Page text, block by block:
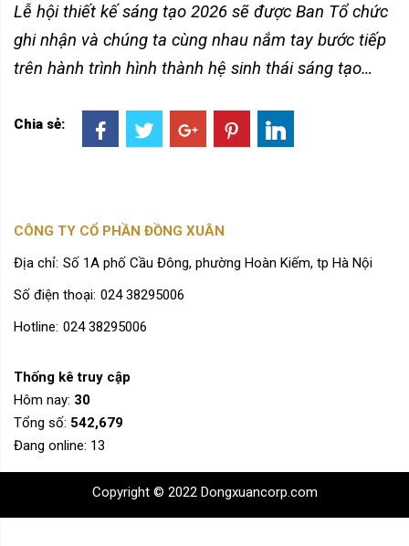
Lễ hội thiết kế sáng tạo 2026 sẽ được Ban Tổ chức
ghi nhận và chúng ta cùng nhau nắm tay bước tiếp
trên hành trình hình thành hệ sinh thái sáng tạo…
Chia sẻ:
CÔNG TY CỔ PHẦN ĐỒNG XUÂN
Địa chỉ: Số 1A phố Cầu Đông, phường Hoàn Kiếm, tp Hà Nội
Số điện thoại: 024 38295006
Hotline: 024 38295006
Thống kê truy cập
Hôm nay: 30
Tổng số: 542,679
Đang online: 13
Copyright © 2022 Dongxuancorp.com